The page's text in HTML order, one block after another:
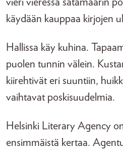
käydään kauppaa kirjojen
Hallissa käy kuhina.
puolen tunnin välein.
kiirehtivät eri suuntiin,
vaihtavat poskisuudelmia.
Helsinki Literary Agency
ensimmäistä kertaa.